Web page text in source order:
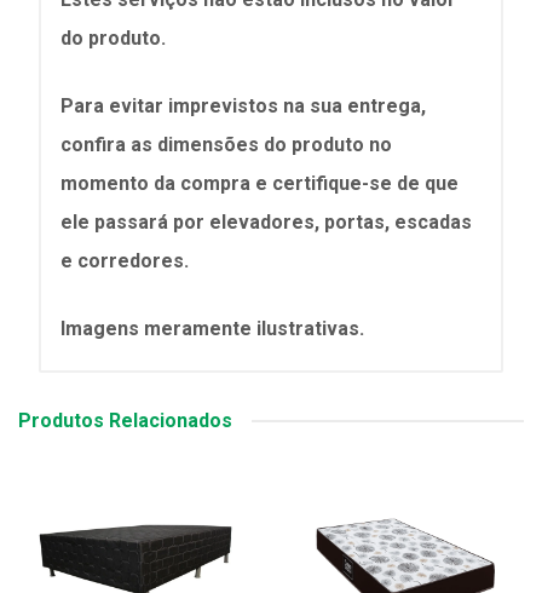
do produto.
Para evitar imprevistos na sua entrega,
confira as dimensões do produto no
momento da compra e certifique-se de que
ele passará por elevadores, portas, escadas
e corredores.
Imagens meramente ilustrativas.
Produtos Relacionados